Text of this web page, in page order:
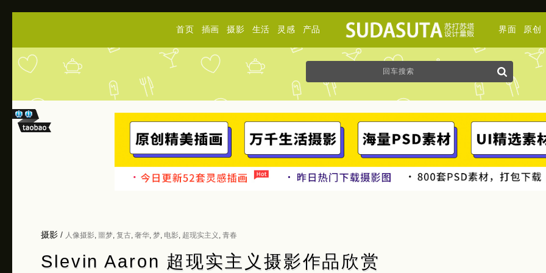
首页 插画 摄影 生活 灵感 产品 界面 原创
摄影 / 人像摄影 噩梦 复古 奢华 梦 电影 超现实主义 青春
Slevin Aaron 超现实主义摄影作品欣赏